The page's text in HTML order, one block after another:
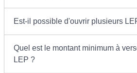
Est-il possible d'ouvrir plusieurs
Quel est le montant minimum à
LEP ?